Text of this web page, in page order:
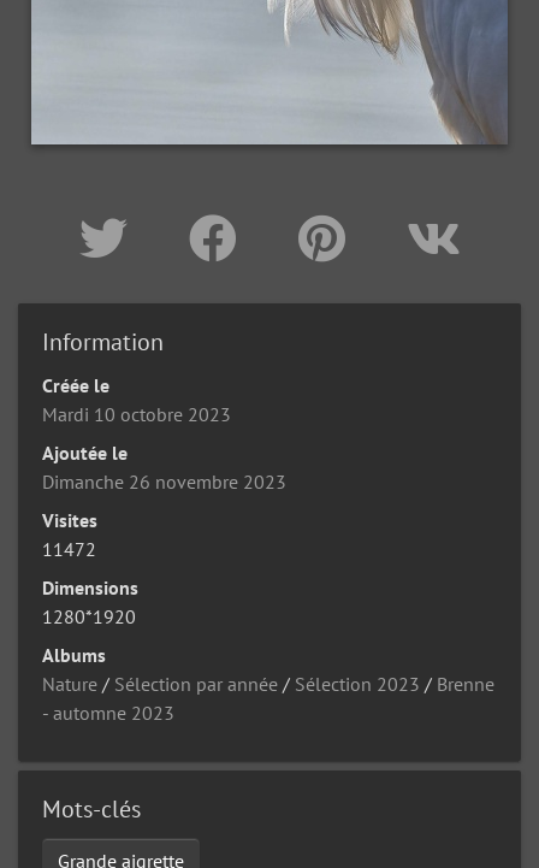
Information
Créée le
Mardi 10 octobre 2023
Ajoutée le
Dimanche 26 novembre 2023
Visites
11472
Dimensions
1280*1920
Albums
Nature / Sélection par année / Sélection 2023 / Brenne
- automne 2023
Mots-clés
Grande aigrette